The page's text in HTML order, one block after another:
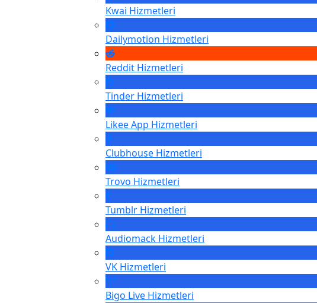
Kwai Hizmetleri
Dailymotion Hizmetleri
Reddit Hizmetleri
Tinder Hizmetleri
Likee App Hizmetleri
Clubhouse Hizmetleri
Trovo Hizmetleri
Tumblr Hizmetleri
Audiomack Hizmetleri
VK Hizmetleri
Bigo Live Hizmetleri